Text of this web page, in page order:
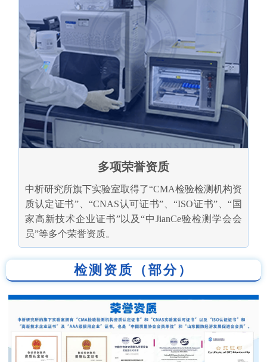
多项荣誉资质
中析研究所旗下实验室取得了“CMA检验检测机构资
质认定证书”、“CNAS认可证书”、“ISO证书”、“国
家高新技术企业证书”以及“中JianCe验检测学会会
员”等多个荣誉资质。
检测资质（部分）